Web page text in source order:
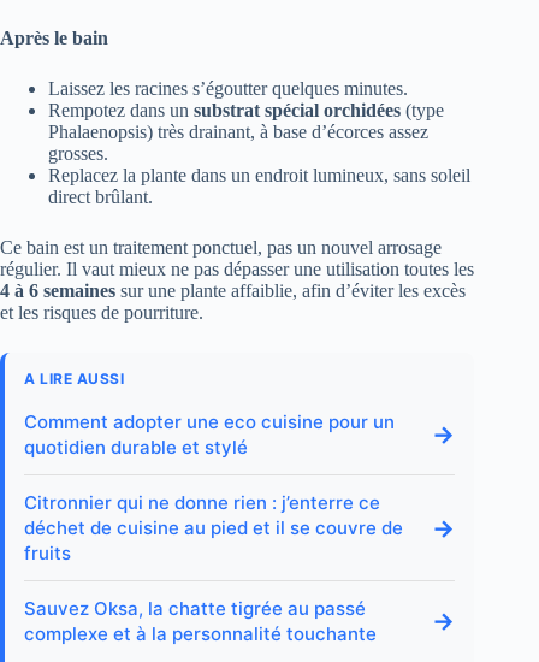
Après le bain
Laissez les racines s’égoutter quelques minutes.
Rempotez dans un substrat spécial orchidées (type
Phalaenopsis) très drainant, à base d’écorces assez
grosses.
Replacez la plante dans un endroit lumineux, sans soleil
direct brûlant.
Ce bain est un traitement ponctuel, pas un nouvel arrosage
régulier. Il vaut mieux ne pas dépasser une utilisation toutes les
4 à 6 semaines sur une plante affaiblie, afin d’éviter les excès
et les risques de pourriture.
A LIRE AUSSI
Comment adopter une eco cuisine pour un
quotidien durable et stylé
→
Citronnier qui ne donne rien : j’enterre ce
déchet de cuisine au pied et il se couvre de
fruits
→
Sauvez Oksa, la chatte tigrée au passé
complexe et à la personnalité touchante
→